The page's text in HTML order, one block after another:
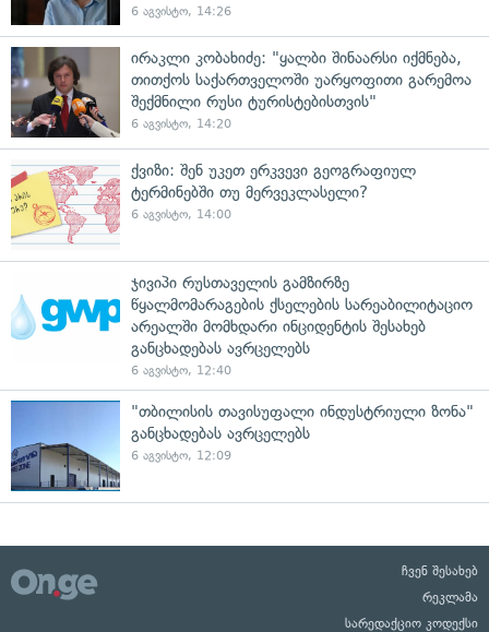
6 აგვისტო, 14:26
ირაკლი კობახიძე: "ყალბი შინაარსი იქმნება,
თითქოს საქართველოში უარყოფითი გარემოა
შექმნილი რუსი ტურისტებისთვის"
6 აგვისტო, 14:20
ქვიზი: შენ უკეთ ერკვევი გეოგრაფიულ
ტერმინებში თუ მერვეკლასელი?
6 აგვისტო, 14:00
ჯივიპი რუსთაველის გამზირზე
წყალმომარაგების ქსელების სარეაბილიტაციო
არეალში მომხდარი ინციდენტის შესახებ
განცხადებას ავრცელებს
6 აგვისტო, 12:40
"თბილისის თავისუფალი ინდუსტრიული ზონა"
განცხადებას ავრცელებს
6 აგვისტო, 12:09
ჩვენ შესახებ
რეკლამა
სარედაქციო კოდექსი